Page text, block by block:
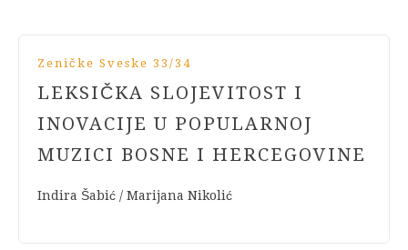
Zeničke Sveske 33/34
LEKSIČKA SLOJEVITOST I
INOVACIJE U POPULARNOJ
MUZICI BOSNE I HERCEGOVINE
Indira Šabić / Marijana Nikolić